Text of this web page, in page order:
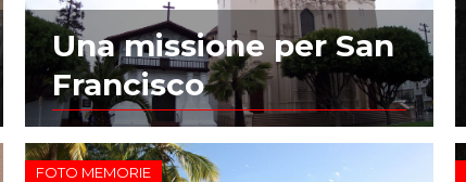
Una missione per San
Francisco
FOTO MEMORIE